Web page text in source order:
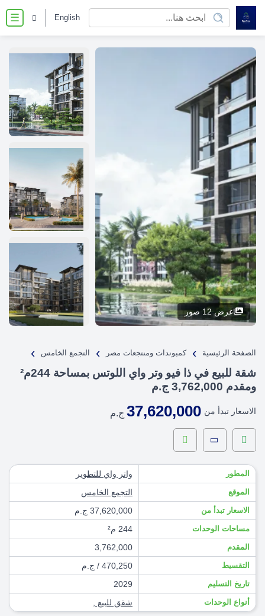
☰ English
عرض 12 صور
الصفحة الرئيسية › كمبوندات ومنتجعات مصر › التجمع الخامس ›
شقة للبيع في ذا فيو وتر واي اللوتس بمساحة 244م²
ومقدم 3,762,000 ج.م
الاسعار تبدأ من 37,620,000 ج.م
المطور واتر واي للتطوير
الموقع التجمع الخامس
الاسعار تبدأ من 37,620,000 ج.م
مساحات الوحدات 244 م²
المقدم 3,762,000
التقسيط 470,250 / ج.م
تاريخ التسليم 2029
أنواع الوحدات شقق للبيع